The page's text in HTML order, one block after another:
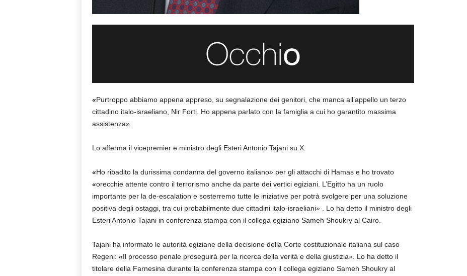
«Purtroppo abbiamo appena appreso, su segnalazione dei genitori, che manca all’appello un terzo
cittadino italo-israeliano, Nir Forti. Ho appena parlato con la famiglia a cui ho garantito massima
assistenza».
Lo afferma il vicepremier e ministro degli Esteri Antonio Tajani su X.
«Ho ribadito la durissima condanna del governo italiano»per gli attacchi di Hamas e ho trovato
«orecchie attente contro il terrorismo anche da parte dei vertici egiziani. L’Egitto ha un ruolo
importante per la de-escalation e sosterremo tutte le iniziative per potrà svolgere per una soluzione
positiva degli ostaggi, tra cui probabilmente due cittadini italo-israeliani». Lo ha detto il ministro degli
Esteri Antonio Tajani in conferenza stampa con il collega egiziano Sameh Shoukry al Cairo.
Tajani ha informato le autorità egiziane della decisione della Corte costituzionale italiana sul caso
Regeni: «Il processo penale proseguirà per la ricerca della verità e della giustizia». Lo ha detto il
titolare della Farnesina durante la conferenza stampa con il collega egiziano Sameh Shoukry al